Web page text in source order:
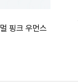
핑크 우먼스